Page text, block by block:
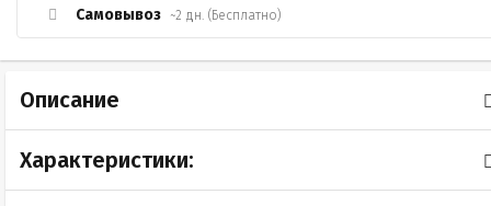
Самовывоз ~2 дн. (Бесплатно)
Описание
Характеристики: